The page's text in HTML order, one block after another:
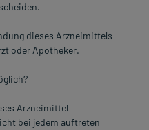
dieses Arzneimittels
oder Apotheker.
Arzneimittel
bei jedem auftreten